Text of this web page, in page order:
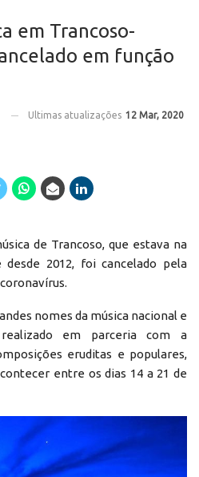
em Trancoso-
em função
Ultimas atualizações 12 Mar, 2020
de Trancoso, que estava na
desde 2012, foi cancelado pela
nomes da música nacional e
em parceria com a
eruditas e populares,
entre os dias 14 a 21 de